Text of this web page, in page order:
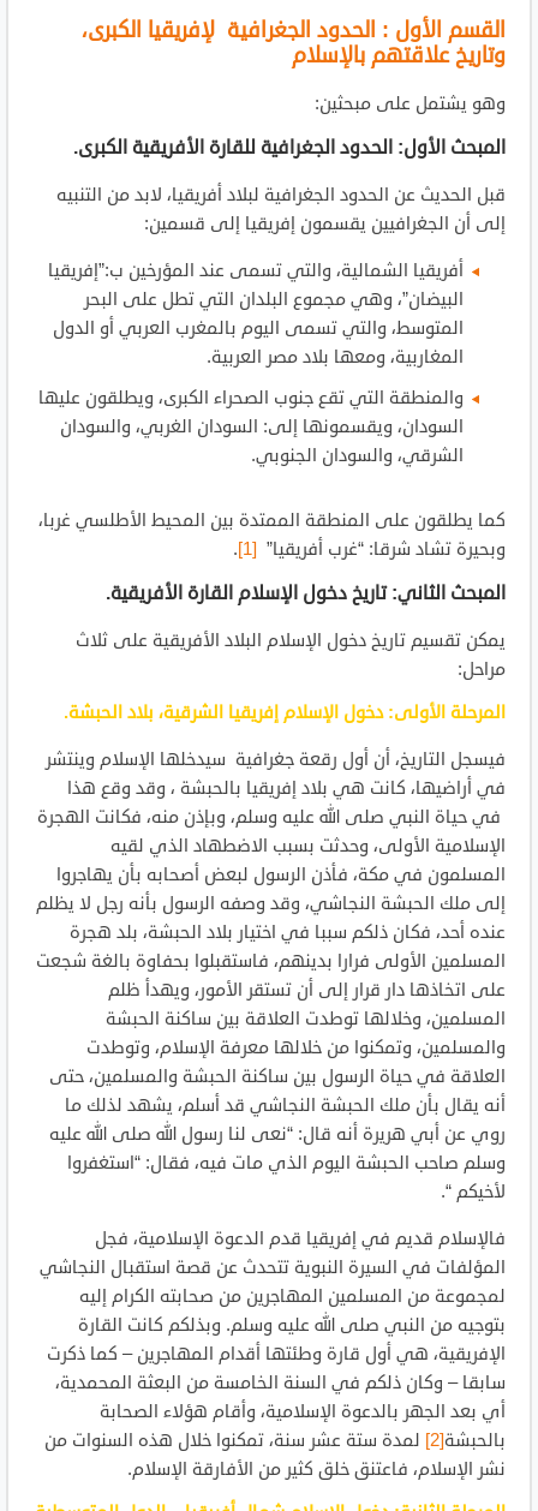
القسم الأول : الحدود الجغرافية لإفريقيا الكبرى،
وتاريخ علاقتهم بالإسلام
وهو يشتمل على مبحثين:
المبحث الأول: الحدود الجغرافية للقارة الأفريقية الكبرى.
قبل الحديث عن الحدود الجغرافية لبلاد أفريقيا، لابد من التنبيه
إلى أن الجغرافيين يقسمون إفريقيا إلى قسمين:
أفريقيا الشمالية، والتي تسمى عند المؤرخين ب:”إفريقيا
البيضان”، وهي مجموع البلدان التي تطل على البحر
المتوسط، والتي تسمى اليوم بالمغرب العربي أو الدول
المغاربية، ومعها بلاد مصر العربية.
والمنطقة التي تقع جنوب الصحراء الكبرى، ويطلقون عليها
السودان، ويقسمونها إلى: السودان الغربي، والسودان
الشرقي، والسودان الجنوبي.
كما يطلقون على المنطقة الممتدة بين المحيط الأطلسي غربا،
وبحيرة تشاد شرقا: “غرب أفريقيا” [1]
.
المبحث الثاني: تاريخ دخول الإسلام القارة الأفريقية.
يمكن تقسيم تاريخ دخول الإسلام البلاد الأفريقية على ثلاث
مراحل:
المرحلة الأولى: دخول الإسلام إفريقيا الشرقية، بلاد الحبشة.
فيسجل التاريخ، أن أول رقعة جغرافية سيدخلها الإسلام وينتشر
في أراضيها، كانت هي بلاد إفريقيا بالحبشة ، وقد وقع هذا
في حياة النبي صلى الله عليه وسلم، وبإذن منه، فكانت الهجرة
الإسلامية الأولى، وحدثت بسبب الاضطهاد الذي لقيه
المسلمون في مكة، فأذن الرسول لبعض أصحابه بأن يهاجروا
إلى ملك الحبشة النجاشي، وقد وصفه الرسول بأنه رجل لا يظلم
عنده أحد، فكان ذلكم سببا في اختيار بلاد الحبشة، بلد هجرة
المسلمين الأولى فرارا بدينهم، فاستقبلوا بحفاوة بالغة شجعت
على اتخاذها دار قرار إلى أن تستقر الأمور، ويهدأ ظلم
المسلمين، وخلالها توطدت العلاقة بين ساكنة الحبشة
والمسلمين، وتمكنوا من خلالها معرفة الإسلام، وتوطدت
العلاقة في حياة الرسول بين ساكنة الحبشة والمسلمين، حتى
أنه يقال بأن ملك الحبشة النجاشي قد أسلم، يشهد لذلك ما
روي عن أبي هريرة أنه قال: “نعى لنا رسول الله صلى الله عليه
وسلم صاحب الحبشة اليوم الذي مات فيه، فقال: “استغفروا
لأخيكم “.
فالإسلام قديم في إفريقيا قدم الدعوة الإسلامية، فجل
المؤلفات في السيرة النبوية تتحدث عن قصة استقبال النجاشي
لمجموعة من المسلمين المهاجرين من صحابته الكرام إليه
بتوجيه من النبي صلى الله عليه وسلم. وبذلكم كانت القارة
الإفريقية، هي أول قارة وطئتها أقدام المهاجرين – كما ذكرت
سابقا – وكان ذلكم في السنة الخامسة من البعثة المحمدية،
أي بعد الجهر بالدعوة الإسلامية، وأقام هؤلاء الصحابة
بالحبشة[2]
لمدة ستة عشر سنة، تمكنوا خلال هذه السنوات من
نشر الإسلام، فاعتنق خلق كثير من الأفارقة الإسلام.